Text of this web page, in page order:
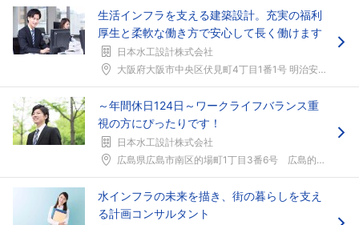
生活インフラを支える建築設計。充実の福利
厚生と柔軟な働き方で安心して長く働けます
日本水工設計株式会社
大阪府大阪市中央区伏見町4丁目1番1号 明治安田生...
～年間休日124日～ワークライフバランス重
視の方にぴったりです！
日本水工設計株式会社
広島県広島市南区的場町1丁目3番6号 広島的場ビル...
水インフラの未来を描き、街の暮らしを支え
る計画コンサルタント